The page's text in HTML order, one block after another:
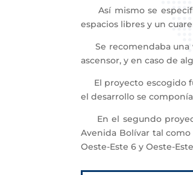
Así mismo se
espacios libres y un
Se recomendaba una
ascensor, y en caso de
El proyecto escogido
el desarrollo se
En el segundo
Avenida Bolívar tal
Oeste-Este 6 y Oeste-